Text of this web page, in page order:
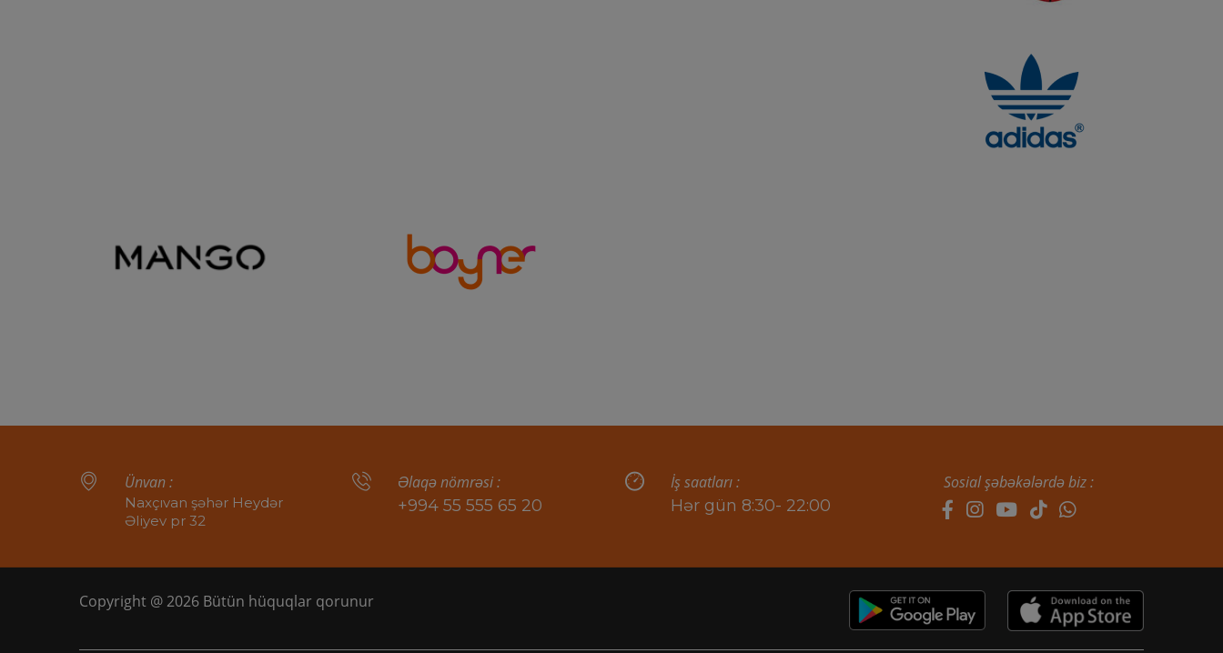
Ünvan :
Naxçıvan şəhər Heydər
Əliyev pr 32
Əlaqə nömrəsi :
+994 55 555 65 20
İş saatları :
Hər gün 8:30- 22:00
Sosial şəbəkələrdə biz :
Copyright @ 2026 Bütün hüquqlar qorunur